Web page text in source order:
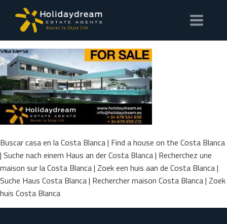
Buscar casa en la Costa Blanca | Find a house on the Costa Blanca
| Suche nach einem Haus an der Costa Blanca | Recherchez une
maison sur la Costa Blanca | Zoek een huis aan de Costa Blanca |
Suche Haus Costa Blanca | Rechercher maison Costa Blanca | Zoek
huis Costa Blanca